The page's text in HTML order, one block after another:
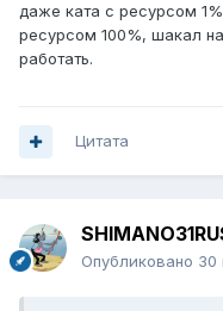
даже ката с ресурсом
ресурсом 100%, шакал
работать.
Цитата
Опубликовано 30